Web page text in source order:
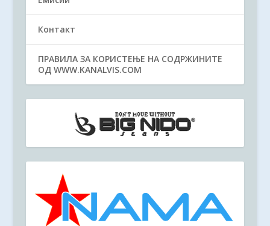
Контакт
ПРАВИЛА ЗА КОРИСТЕЊЕ НА СОДРЖИНИТЕ
ОД WWW.KANALVIS.COM